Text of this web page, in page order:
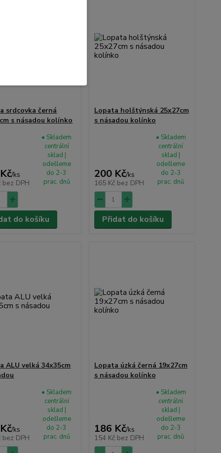
srdcovka černá
s násadou kolínko
/ks
bez DPH
• Skladem
centrální
sklad |
odešleme
do 2-3
prac. dnů
do košíku
Lopata holštýnská 25x27cm
s násadou kolínko
200 Kč/ks
165 Kč bez DPH
• Skladem
centrální
sklad |
odešleme
do 2-3
prac. dnů
Přidat do košíku
ALU velká 34x35cm
/ks
bez DPH
• Skladem
centrální
sklad |
odešleme
do 2-3
prac. dnů
Lopata úzká černá 19x27cm
s násadou kolínko
186 Kč/ks
154 Kč bez DPH
• Skladem
centrální
sklad |
odešleme
do 2-3
prac. dnů